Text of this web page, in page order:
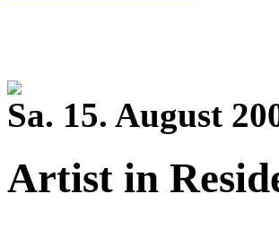
Sa. 15. August
Artist in